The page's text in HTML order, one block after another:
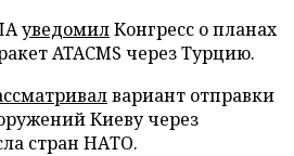
уведомилКонгресс о планах
ATACMS через Турцию.
вариант отправки
Киеву через
стран НАТО.